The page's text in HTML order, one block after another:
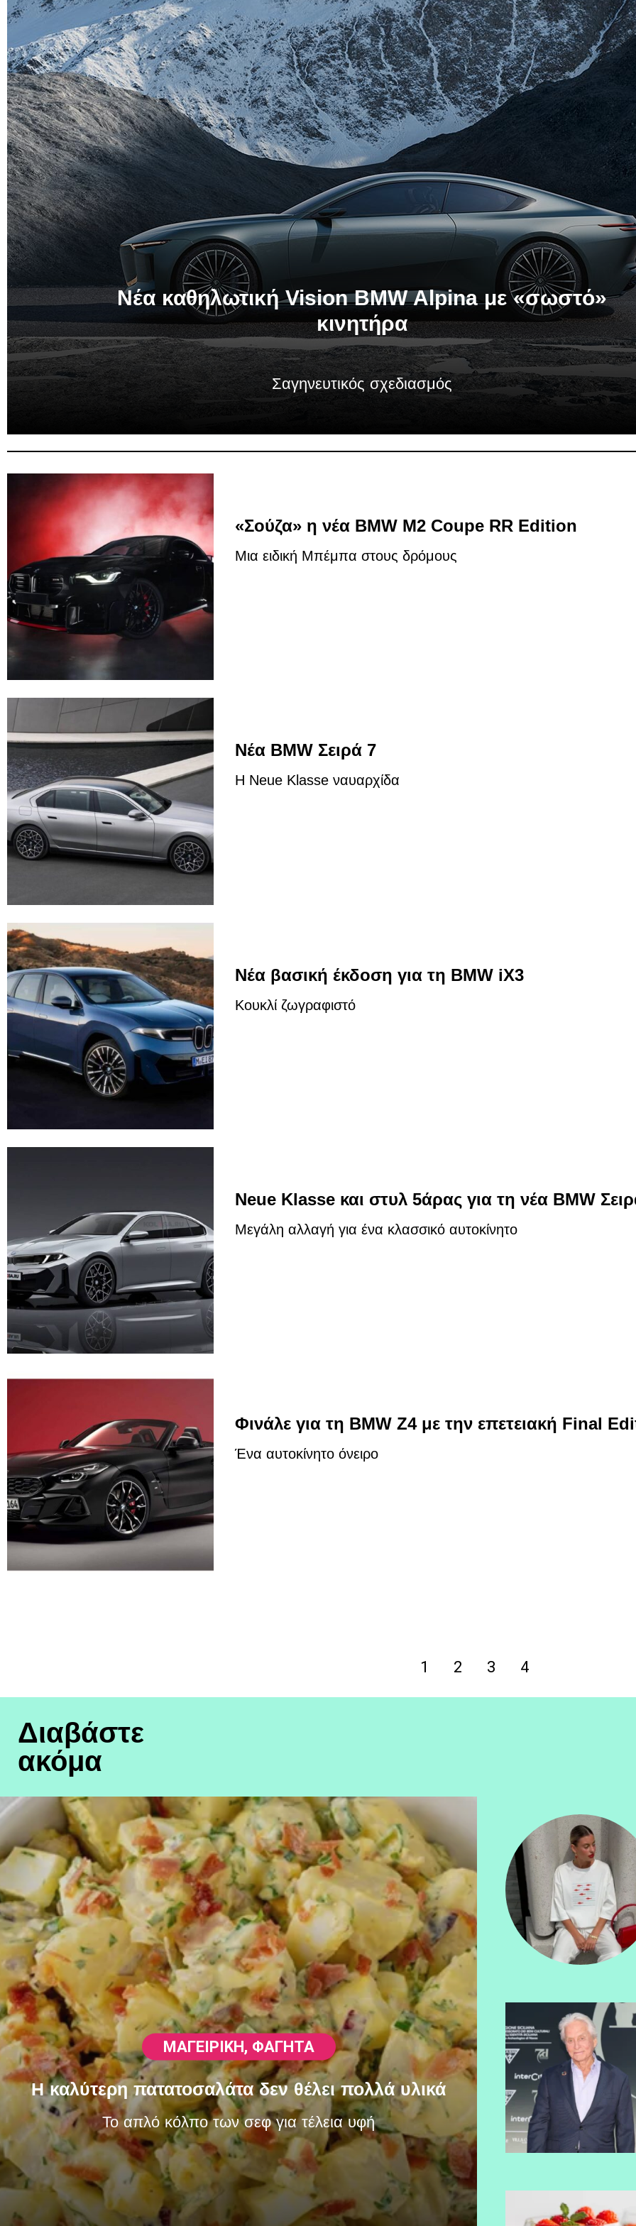
Νέα καθηλωτική Vision BMW Alpina με «σωστό»
κινητήρα
Σαγηνευτικός σχεδιασμός
«Σούζα» η νέα BMW M2 Coupe RR Edition
Μια ειδική Μπέμπα στους δρόμους
Νέα BMW Σειρά 7
H Neue Klasse ναυαρχίδα
Νέα βασική έκδοση για τη BMW iX3
Κουκλί ζωγραφιστό
Neue Klasse και στυλ 5άρας για τη νέα BMW
Μεγάλη αλλαγή για ένα κλασσικό αυτοκίνητο
Φινάλε για τη BMW Z4 με την επετειακή Final
Ένα αυτοκίνητο όνειρο
1 2 3 4
Διαβάστε
ακόμα
ΜΑΓΕΙΡΙΚΗ, ΦΑΓΗΤΆ
Η καλύτερη πατατοσαλάτα δεν θέλει πολλά υλικά
Το απλό κόλπο των σεφ για τέλεια υφή